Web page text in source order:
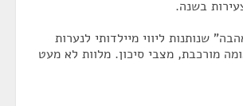
שנותנות ליווי מיילדותי לנערות
מורכבת, מצבי סיכון. מלוות לא מעט